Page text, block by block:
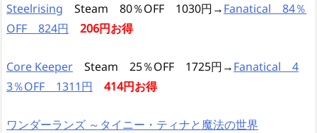
Steelrising Steam 80％OFF 1030円→Fanatical 84％
OFF 824円
206円お得
Core Keeper Steam 25％OFF 1725円→Fanatical 4
3％OFF 1311円
414円お得
ワンダーランズ ～タイニー・ティナと魔法の世界